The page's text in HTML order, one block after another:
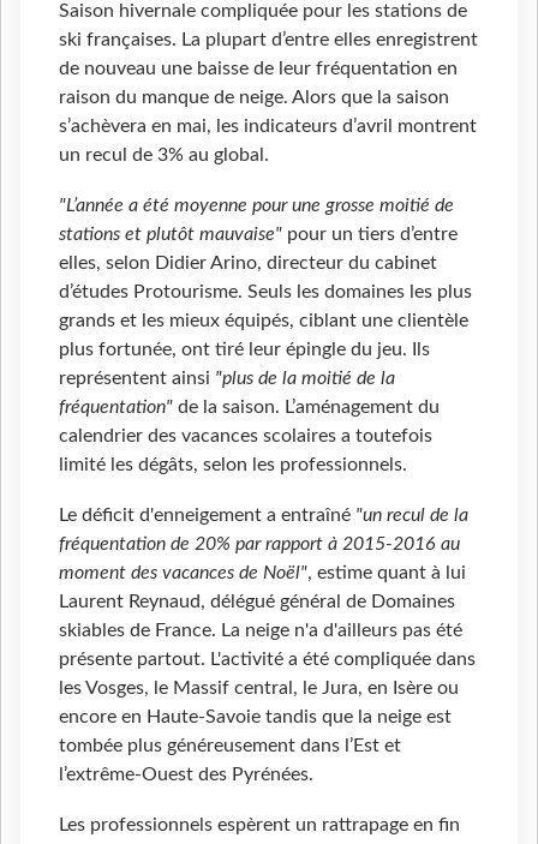
Saison hivernale compliquée pour les stations de
ski françaises. La plupart d’entre elles enregistrent
de nouveau une baisse de leur fréquentation en
raison du manque de neige. Alors que la saison
s’achèvera en mai, les indicateurs d’avril montrent
un recul de 3% au global.
"L’année a été moyenne pour une grosse moitié de
stations et plutôt mauvaise" pour un tiers d’entre
elles, selon Didier Arino, directeur du cabinet
d’études Protourisme. Seuls les domaines les plus
grands et les mieux équipés, ciblant une clientèle
plus fortunée, ont tiré leur épingle du jeu. Ils
représentent ainsi "plus de la moitié de la
fréquentation" de la saison. L’aménagement du
calendrier des vacances scolaires a toutefois
limité les dégâts, selon les professionnels.
Le déficit d'enneigement a entraîné "un recul de la
fréquentation de 20% par rapport à 2015-2016 au
moment des vacances de Noël", estime quant à lui
Laurent Reynaud, délégué général de Domaines
skiables de France. La neige n'a d'ailleurs pas été
présente partout. L'activité a été compliquée dans
les Vosges, le Massif central, le Jura, en Isère ou
encore en Haute-Savoie tandis que la neige est
tombée plus généreusement dans l’Est et
l’extrême-Ouest des Pyrénées.
Les professionnels espèrent un rattrapage en fin